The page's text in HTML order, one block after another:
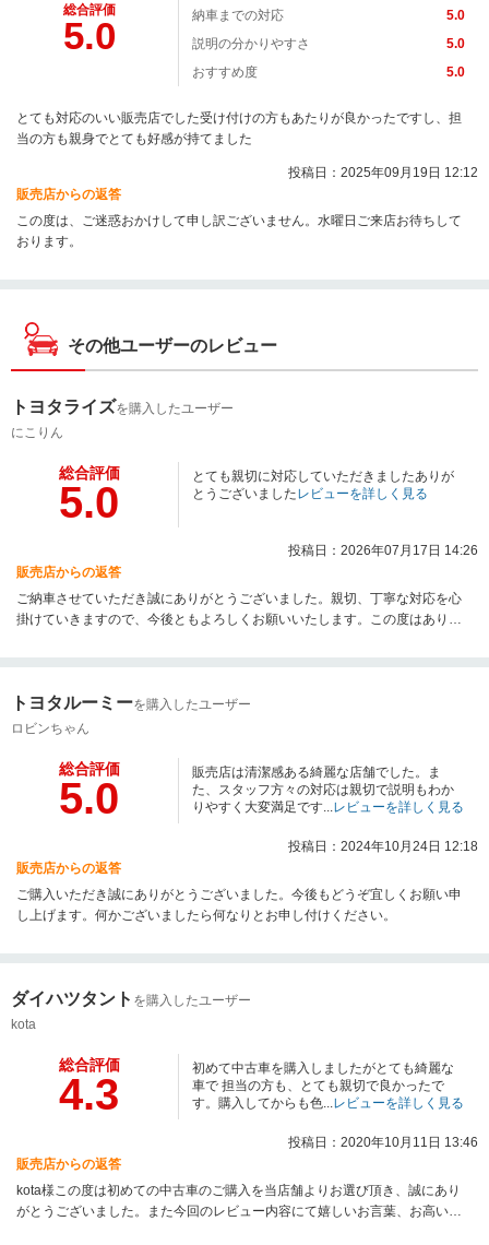
総合評価
5.0
納車までの対応
5.0
説明の分かりやすさ
5.0
おすすめ度
5.0
とても対応のいい販売店でした受け付けの方もあたりが良かったですし、担
当の方も親身でとても好感が持てました
投稿日：2025年09月19日 12:12
販売店からの返答
この度は、ご迷惑おかけして申し訳ございません。水曜日ご来店お待ちして
おります。
その他ユーザーのレビュー
トヨタライズを購入したユーザー
にこりん
総合評価
5.0
とても親切に対応していただきましたありが
とうございましたレビューを詳しく見る
投稿日：2026年07月17日 14:26
販売店からの返答
ご納車させていただき誠にありがとうございました。親切、丁寧な対応を心
掛けていきますので、今後ともよろしくお願いいたします。この度はありが
トヨタルーミーを購入したユーザー
ロビンちゃん
総合評価
5.0
販売店は清潔感ある綺麗な店舗でした。ま
た、スタッフ方々の対応は親切で説明もわか
りやすく大変満足です... レビューを詳しく見る
投稿日：2024年10月24日 12:18
販売店からの返答
ご購入いただき誠にありがとうございました。今後もどうぞ宜しくお願い申
し上げます。何かございましたら何なりとお申し付けください。
ダイハツタント を購入したユーザー
kota
総合評価
4.3
初めて中古車を購入しましたがとても綺麗な
車で 担当の方も、とても親切で良かったで
す。購入してからも色... レビューを詳しく見る
投稿日：2020年10月11日 13:46
販売店からの返答
kota様この度は初めての中古車のご購入を当店舗よりお選び頂き、誠にあり
がとうございました。また今回のレビュー内容にて嬉しいお言葉、お高い評